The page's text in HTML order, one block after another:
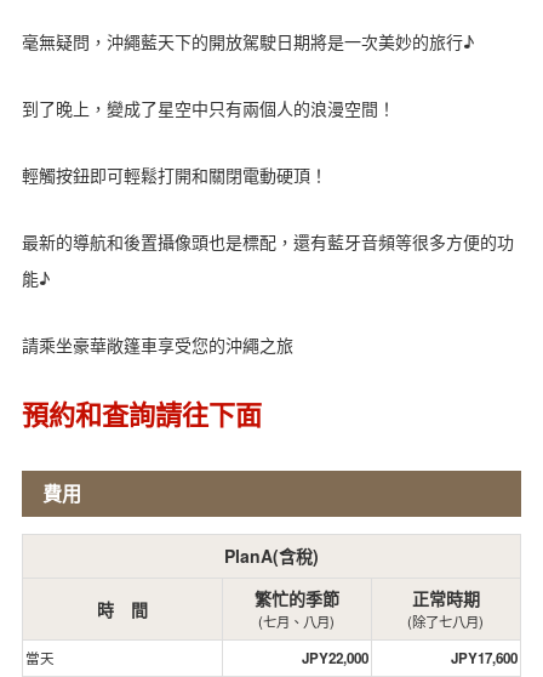
毫無疑問，沖繩藍天下的開放駕駛日期將是一次美妙的旅行♪
到了晚上，變成了星空中只有兩個人的浪漫空間！
輕觸按鈕即可輕鬆打開和關閉電動硬頂！
最新的導航和後置攝像頭也是標配，還有藍牙音頻等很多方便的功
能♪
請乘坐豪華敞篷車享受您的沖繩之旅
預約和査詢請往下面
費用
PlanA(含稅)
時 間 繁忙的季節
(七月、八月)
正常時期
(除了七八月)
當天
JPY22,000 JPY17,600